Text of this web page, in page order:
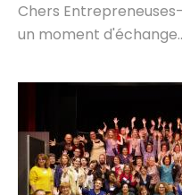
Chers
un moment